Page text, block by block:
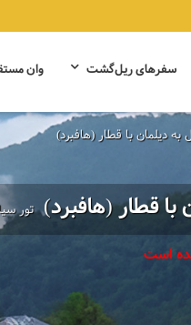
سفرهای ریل‌گشت وان
دیلمان با قطار (هافبرد)
با قطار (هافبرد) تور
است